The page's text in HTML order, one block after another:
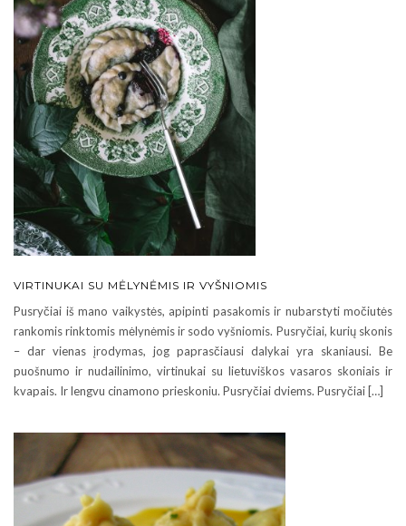
VIRTINUKAI SU MĖLYNĖMIS IR VYŠNIOMIS
Pusryčiai iš mano vaikystės, apipinti pasakomis ir nubarstyti močiutės
rankomis rinktomis mėlynėmis ir sodo vyšniomis. Pusryčiai, kurių skonis
– dar vienas įrodymas, jog paprasčiausi dalykai yra skaniausi. Be
puošnumo ir nudailinimo, virtinukai su lietuviškos vasaros skoniais ir
kvapais. Ir lengvu cinamono prieskoniu. Pusryčiai dviems. Pusryčiai […]